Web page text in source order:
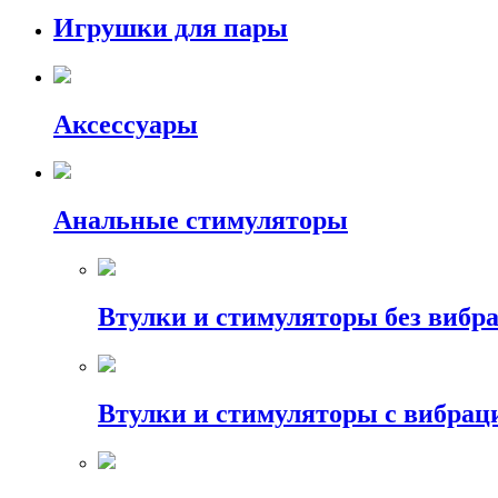
Игрушки для пары
Аксессуары
Анальные стимуляторы
Втулки и стимуляторы без
Втулки и стимуляторы с